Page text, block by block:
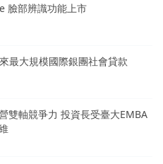
臉部辨識功能上市
最大規模國際銀團社會貸款
雙軸競爭力 投資長受臺大EMBA